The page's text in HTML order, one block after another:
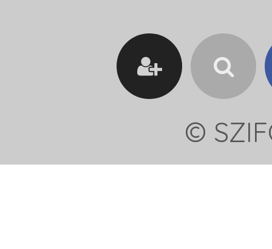
©